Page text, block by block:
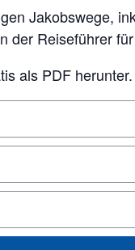
der Reiseführer
als PDF herunter.